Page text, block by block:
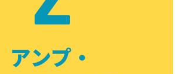
アンプ・